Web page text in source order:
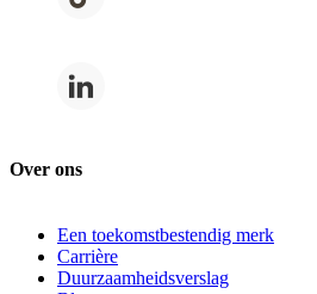
Over ons
Een toekomstbestendig merk
Carrière
Duurzaamheidsverslag